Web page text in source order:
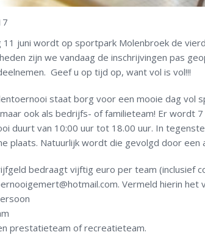
11 juni wordt op sportpark Molenbroek de
zijn we vandaag de inschrijvingen pas
Geef u op tijd op, want vol is vol!!!
staat borg voor een mooie dag vol
ook als bedrijfs- of familieteam! Er wordt
duurt van 10:00 uur tot 18.00 uur. In
plaats. Natuurlijk wordt die gevolgd door
bedraagt vijftig euro per team (inclusief
Vermeld hierin het
prestatieteam of recreatieteam.